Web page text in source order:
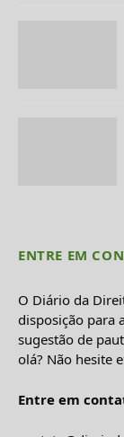
ENTRE EM
O Diário da
disposição para
sugestão de
olá? Não hesite
Entre em